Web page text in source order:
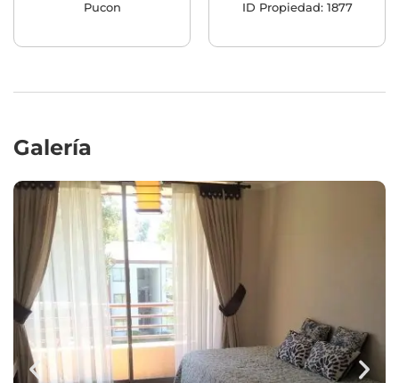
Pucon ID Propiedad: 1877
Galería